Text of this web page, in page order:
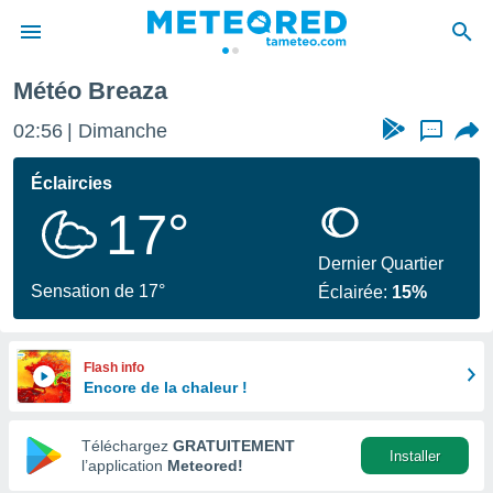
de
en
Météo Breaza
02:56 Dimanche ...
Éclaircies
17°
Sensation de 17°
Dernier Quartier
Éclairée: 15%
Flash info
Encore de la chaleur !
Téléchargez GRATUITEMENT
l’application Meteored!
Installer